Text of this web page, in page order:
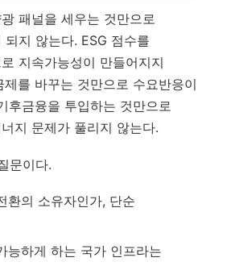
패널을 세우는 것만으로
되지 않는다. ESG 점수를
지속가능성이 만들어지지
제를 바꾸는 것만으로 수요반응이
후금융을 투입하는 것만으로
지 문제가 풀리지 않는다.
문이다.
환의 소유자인가, 단순
능하게 하는 국가 인프라는